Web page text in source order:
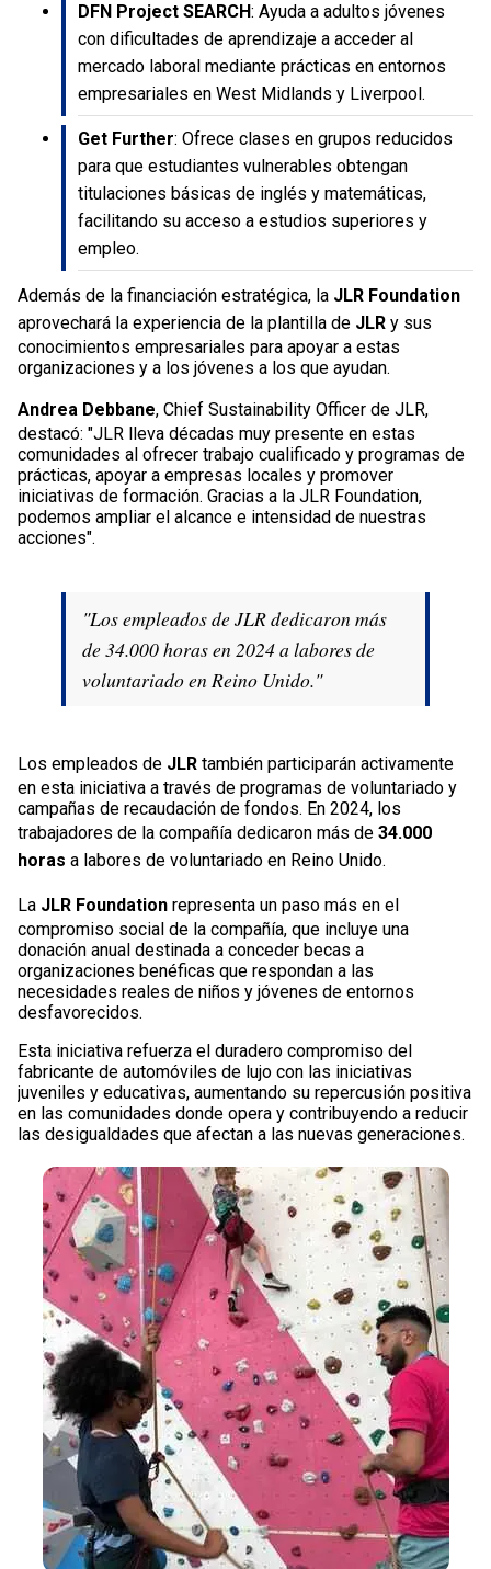
DFN Project SEARCH: Ayuda a adultos jóvenes
con dificultades de aprendizaje a acceder al
mercado laboral mediante prácticas en entornos
empresariales en West Midlands y Liverpool.
Get Further: Ofrece clases en grupos reducidos
para que estudiantes vulnerables obtengan
titulaciones básicas de inglés y matemáticas,
facilitando su acceso a estudios superiores y
empleo.
Además de la financiación estratégica, la JLR Foundation
aprovechará la experiencia de la plantilla de JLR y sus
conocimientos empresariales para apoyar a estas
organizaciones y a los jóvenes a los que ayudan.
Andrea Debbane, Chief Sustainability Officer de JLR,
destacó: "JLR lleva décadas muy presente en estas
comunidades al ofrecer trabajo cualificado y programas de
prácticas, apoyar a empresas locales y promover
iniciativas de formación. Gracias a la JLR Foundation,
podemos ampliar el alcance e intensidad de nuestras
acciones".
"Los empleados de JLR dedicaron más
de 34.000 horas en 2024 a labores de
voluntariado en Reino Unido."
Los empleados de JLR también participarán activamente
en esta iniciativa a través de programas de voluntariado y
campañas de recaudación de fondos. En 2024, los
trabajadores de la compañía dedicaron más de 34.000
horas a labores de voluntariado en Reino Unido.
La JLR Foundation representa un paso más en el
compromiso social de la compañía, que incluye una
donación anual destinada a conceder becas a
organizaciones benéficas que respondan a las
necesidades reales de niños y jóvenes de entornos
desfavorecidos.
Esta iniciativa refuerza el duradero compromiso del
fabricante de automóviles de lujo con las iniciativas
juveniles y educativas, aumentando su repercusión positiva
en las comunidades donde opera y contribuyendo a reducir
las desigualdades que afectan a las nuevas generaciones.